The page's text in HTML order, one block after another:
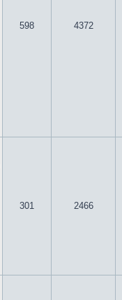
598 4372
301 2466